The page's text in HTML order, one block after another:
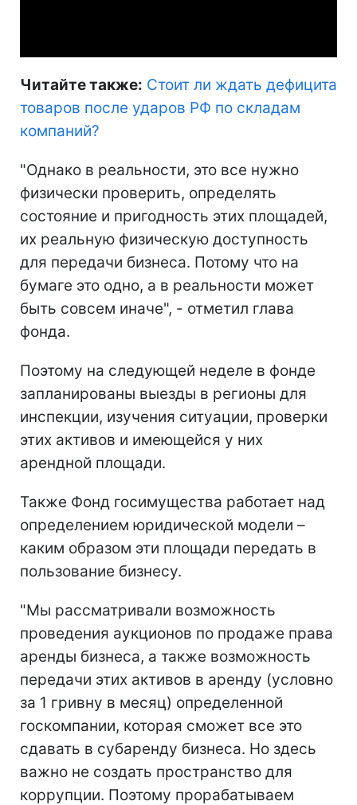
Читайте также: Стоит ли ждать дефицита
товаров после ударов РФ по складам
компаний?
"Однако в реальности, это все нужно
физически проверить, определять
состояние и пригодность этих площадей,
их реальную физическую доступность
для передачи бизнеса. Потому что на
бумаге это одно, а в реальности может
быть совсем иначе", - отметил глава
фонда.
Поэтому на следующей неделе в фонде
запланированы выезды в регионы для
инспекции, изучения ситуации, проверки
этих активов и имеющейся у них
арендной площади.
Также Фонд госимущества работает над
определением юридической модели –
каким образом эти площади передать в
пользование бизнесу.
"Мы рассматривали возможность
проведения аукционов по продаже права
аренды бизнеса, а также возможность
передачи этих активов в аренду (условно
за 1 гривну в месяц) определенной
госкомпании, которая сможет все это
сдавать в субаренду бизнеса. Но здесь
важно не создать пространство для
коррупции. Поэтому прорабатываем